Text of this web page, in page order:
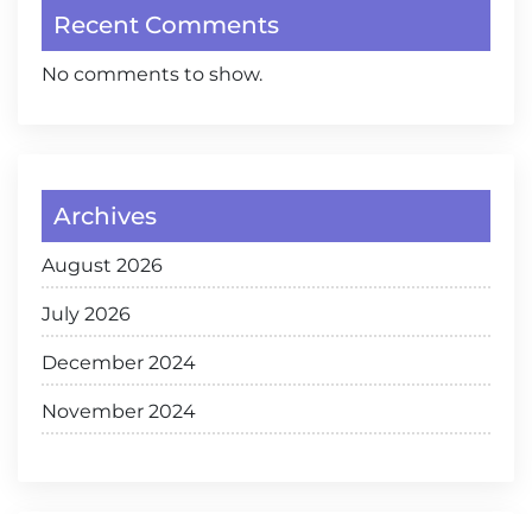
Recent Comments
No comments to show.
Archives
August 2026
July 2026
December 2024
November 2024